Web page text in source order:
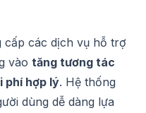
cấp các dịch vụ hỗ trợ
vào tăng tương tác
phí hợp lý. Hệ thống
dùng dễ dàng lựa